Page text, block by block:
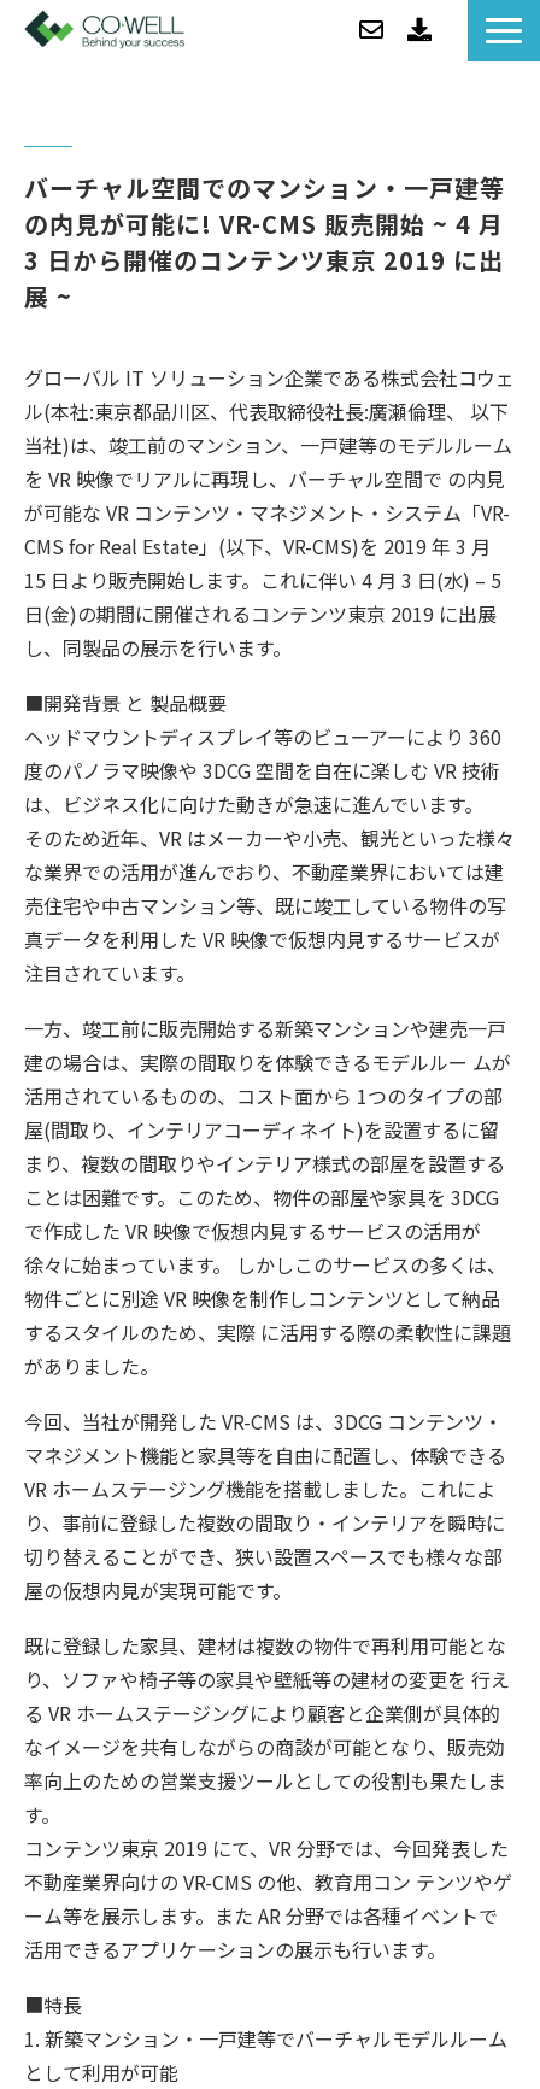
事例紹介
お役立ち情報/BLOG
バーチャル空間でのマンション・一戸建等
の内見が可能に! VR-CMS 販売開始 ~ 4 月
3 日から開催のコンテンツ東京 2019 に出
展 ~
グローバル IT ソリューション企業である株式会社コウェ
ル(本社:東京都品川区、代表取締役社長:廣瀬倫理、 以下
当社)は、竣工前のマンション、一戸建等のモデルルーム
を VR 映像でリアルに再現し、バーチャル空間で の内見
が可能な VR コンテンツ・マネジメント・システム「VR-
CMS for Real Estate」(以下、VR-CMS)を 2019 年 3 月
15 日より販売開始します。これに伴い 4 月 3 日(水) – 5
日(金)の期間に開催されるコンテンツ東京 2019 に出展
し、同製品の展示を行います。
■開発背景 と 製品概要
ヘッドマウントディスプレイ等のビューアーにより 360
度のパノラマ映像や 3DCG 空間を自在に楽しむ VR 技術
は、ビジネス化に向けた動きが急速に進んでいます。
そのため近年、VR はメーカーや小売、観光といった様々
な業界での活用が進んでおり、不動産業界においては建
売住宅や中古マンション等、既に竣工している物件の写
真データを利用した VR 映像で仮想内見するサービスが
注目されています。
一方、竣工前に販売開始する新築マンションや建売一戸
建の場合は、実際の間取りを体験できるモデルルー ムが
活用されているものの、コスト面から 1つのタイプの部
屋(間取り、インテリアコーディネイト)を設置するに留
まり、複数の間取りやインテリア様式の部屋を設置する
ことは困難です。このため、物件の部屋や家具を 3DCG
で作成した VR 映像で仮想内見するサービスの活用が
徐々に始まっています。 しかしこのサービスの多くは、
物件ごとに別途 VR 映像を制作しコンテンツとして納品
するスタイルのため、実際 に活用する際の柔軟性に課題
がありました。
今回、当社が開発した VR-CMS は、3DCG コンテンツ・
マネジメント機能と家具等を自由に配置し、体験できる
VR ホームステージング機能を搭載しました。これによ
り、事前に登録した複数の間取り・インテリアを瞬時に
切り替えることができ、狭い設置スペースでも様々な部
屋の仮想内見が実現可能です。
既に登録した家具、建材は複数の物件で再利用可能とな
り、ソファや椅子等の家具や壁紙等の建材の変更を 行え
る VR ホームステージングにより顧客と企業側が具体的
なイメージを共有しながらの商談が可能となり、販売効
率向上のための営業支援ツールとしての役割も果たしま
す。
コンテンツ東京 2019 にて、VR 分野では、今回発表した
不動産業界向けの VR-CMS の他、教育用コン テンツやゲ
ーム等を展示します。また AR 分野では各種イベントで
活用できるアプリケーションの展示も行います。
■特長
1. 新築マンション・一戸建等でバーチャルモデルルーム
として利用が可能